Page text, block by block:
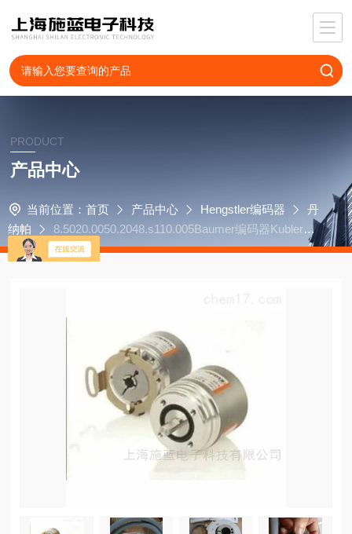
PRODUCT
产品中心
当前位置： 首页 产品中心 Hengstler编码器
丹
纳帕
8.5020.0050.2048.s110.005Baumer编码器Kubler8.F
3683.2413.B322